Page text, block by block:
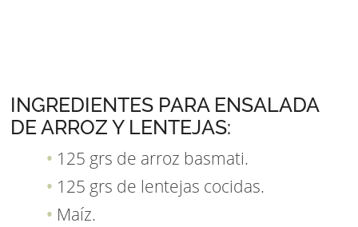
INGREDIENTES PARA ENSALADA
DE ARROZ Y LENTEJAS:
125 grs de arroz basmati.
125 grs de lentejas cocidas.
Maíz.